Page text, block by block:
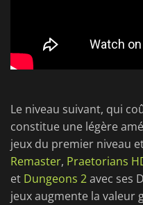
Le niveau suivant, qui
constitue une légère
jeux du premier niveau
Remaster, Praetorians
et Dungeons 2avec ses
jeux augmente la valeur